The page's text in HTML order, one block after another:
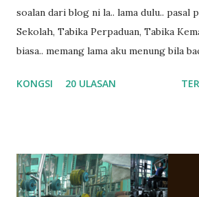
soalan dari blog ni la.. lama dulu.. pasal
Sekolah, Tabika Perpaduan, Tabika
biasa.. memang lama aku menung bila
ko.. masa tu aku baru je ada anak
tanya sapa-sapa pun masa tu.. bila fikir-
jugak masa alahai teruknya kami sebagai
KONGSI 20 ULASAN